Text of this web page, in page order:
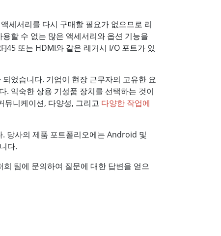
세서리를 다시 구매할 필요가 없으므로 리
할 수 없는 많은 액세서리와 옵션 기능을
또는 HDMI와 같은 레거시 I/O 포트가 있
었습니다. 기업이 현장 근무자의 고유한 요
. 익숙한 상용 기성품 장치를 선택하는 것이
뮤니케이션, 다양성, 그리고 다양한 작업에
. 당사의 제품 포트폴리오에는 Android 및
다.
팀에 문의하여 질문에 대한 답변을 얻으